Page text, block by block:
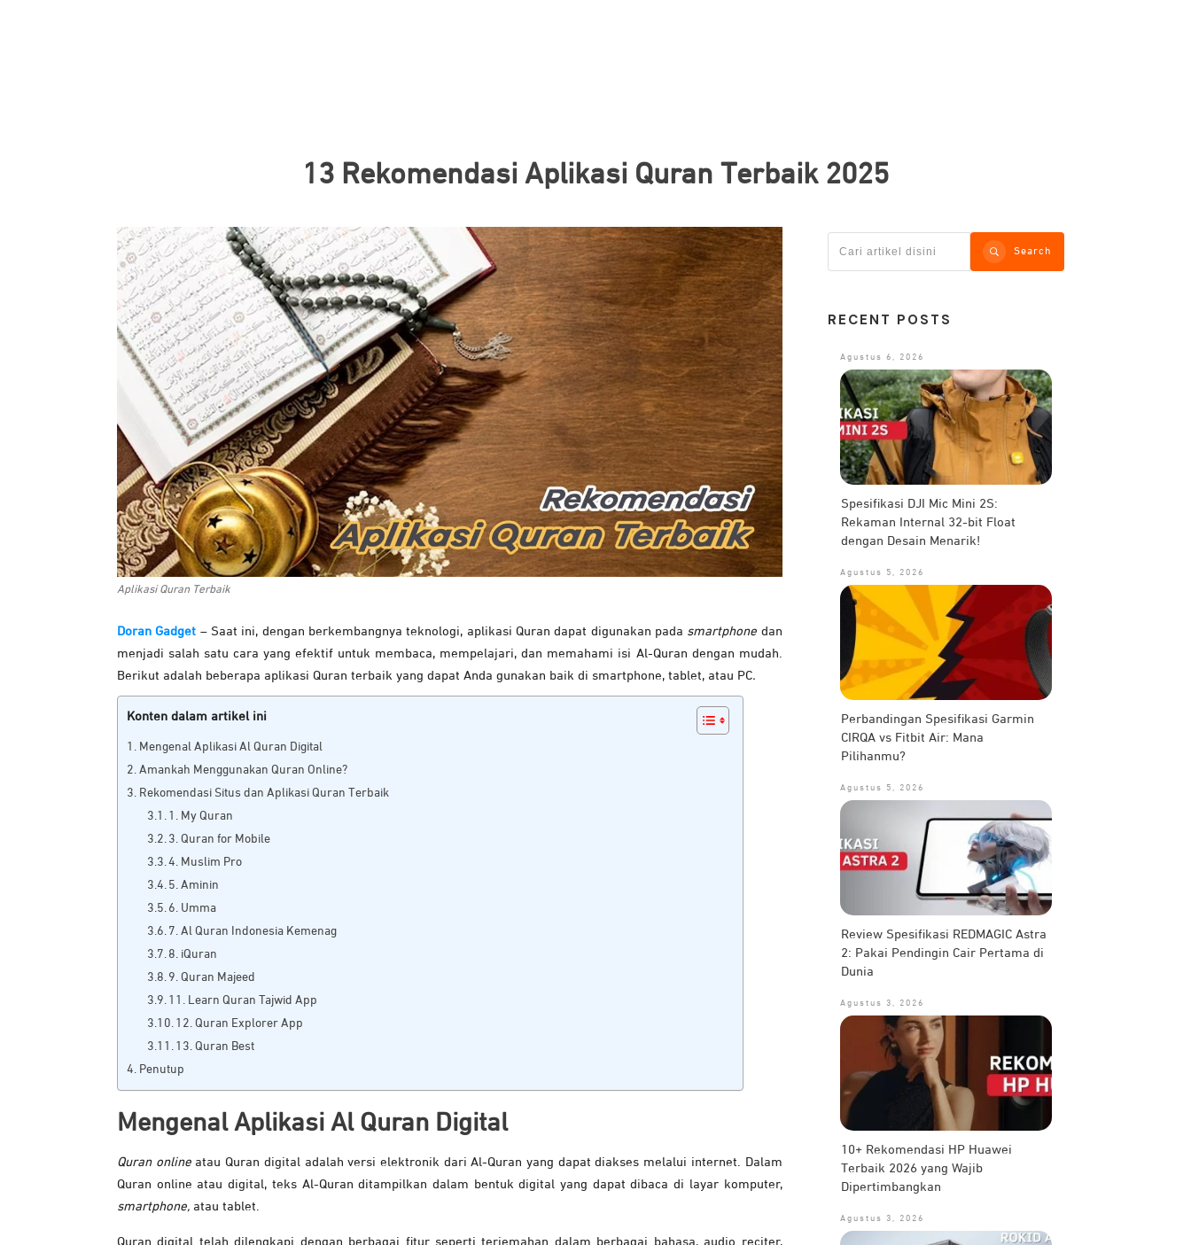
13 Rekomendasi Aplikasi Quran Terbaik 2025
Aplikasi Quran Terbaik
Doran Gadget – Saat ini, dengan berkembangnya teknologi, aplikasi Quran dapat digunakan pada smartphone dan
menjadi salah satu cara yang efektif untuk membaca, mempelajari, dan memahami isi Al-Quran dengan mudah.
Berikut adalah beberapa aplikasi Quran terbaik yang dapat Anda gunakan baik di smartphone, tablet, atau PC.
Konten dalam artikel ini
Mengenal Aplikasi Al Quran Digital
Amankah Menggunakan Quran Online?
Rekomendasi Situs dan Aplikasi Quran Terbaik
1. My Quran
3. Quran for Mobile
4. Muslim Pro
5. Aminin
6. Umma
7. Al Quran Indonesia Kemenag
8. iQuran
9. Quran Majeed
11. Learn Quran Tajwid App
12. Quran Explorer App
13. Quran Best
Penutup
Mengenal Aplikasi Al Quran Digital
Quran onlineatau Quran digital adalah versi elektronik dari Al-Quran yang dapat diakses melalui internet. Dalam
Quran online atau digital, teks Al-Quran ditampilkan dalam bentuk digital yang dapat dibaca di layar komputer,
smartphone, atau tablet.
Quran digital telah dilengkapi dengan berbagai fitur seperti terjemahan dalam berbagai bahasa, audio reciter,
Search
RECENT POSTS
Agustus 6, 2026
Spesifikasi DJI Mic Mini 2S:
Rekaman Internal 32-bit Float
dengan Desain Menarik!
Agustus 5, 2026
Perbandingan Spesifikasi Garmin
CIRQA vs Fitbit Air: Mana
Pilihanmu?
Agustus 5, 2026
Review Spesifikasi REDMAGIC Astra
2: Pakai Pendingin Cair Pertama di
Dunia
Agustus 3, 2026
10+ Rekomendasi HP Huawei
Terbaik 2026 yang Wajib
Dipertimbangkan
Agustus 3, 2026